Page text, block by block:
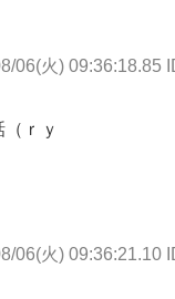
06(火) 09:36:18.85
ｒｙ
06(火) 09:36:21.10